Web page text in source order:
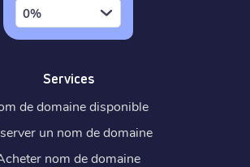
0%
Services
de domaine disponible
un nom de domaine
nom de domaine